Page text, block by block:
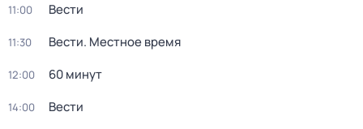
11:00 Вести
11:30 Вести. Местное время
12:00 60 минут
14:00 Вести